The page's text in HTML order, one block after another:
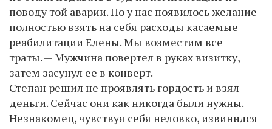
поводу той аварии. Но у нас появилось желание
полностью взять на себя расходы касаемые
реабилитации Елены. Мы возместим все
траты. — Мужчина повертел в руках визитку,
затем засунул ее в конверт.
Степан решил не проявлять гордость и взял
деньги. Сейчас они как никогда были нужны.
Незнакомец, чувствуя себя неловко, извинился